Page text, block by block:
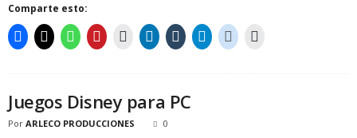
Comparte esto:
Juegos Disney para PC
Por ARLECO PRODUCCIONES 0